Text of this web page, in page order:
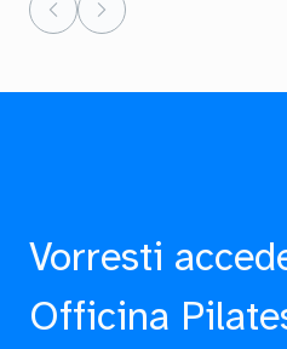
Vorresti
Officina